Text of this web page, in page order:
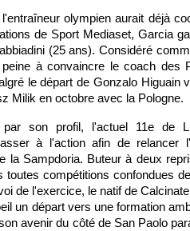
olympien aurait déjà
de Sport Mediaset, Garcia
(25 ans). Considéré
peine à convaincre le coach des
le départ de Gonzalo Higuain
Milik en octobre avec la Pologne.
par son profil, l'actuel 11e de
à l'action afin de relancer
la Sampdoria. Buteur à deux
toutes compétitions confondues
de l'exercice, le natif de
un départ vers une formation
avenir du côté de San Paolo